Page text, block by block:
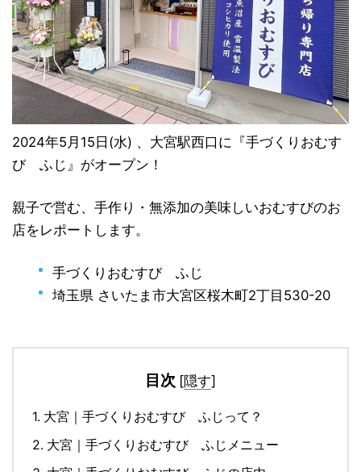
2024年5月15日(水) 、大宮駅西口に『手づくりおむす
び ふじ』がオープン！
親子で営む、手作り・無添加の美味しいおむすびのお
店をレポートします。
手づくりおむすび ふじ
埼玉県 さいたま市大宮区桜木町2丁目530-20
目次 [隠す]
1. 大宮｜手づくりおむすび ふじって？
2. 大宮｜手づくりおむすび ふじメニュー